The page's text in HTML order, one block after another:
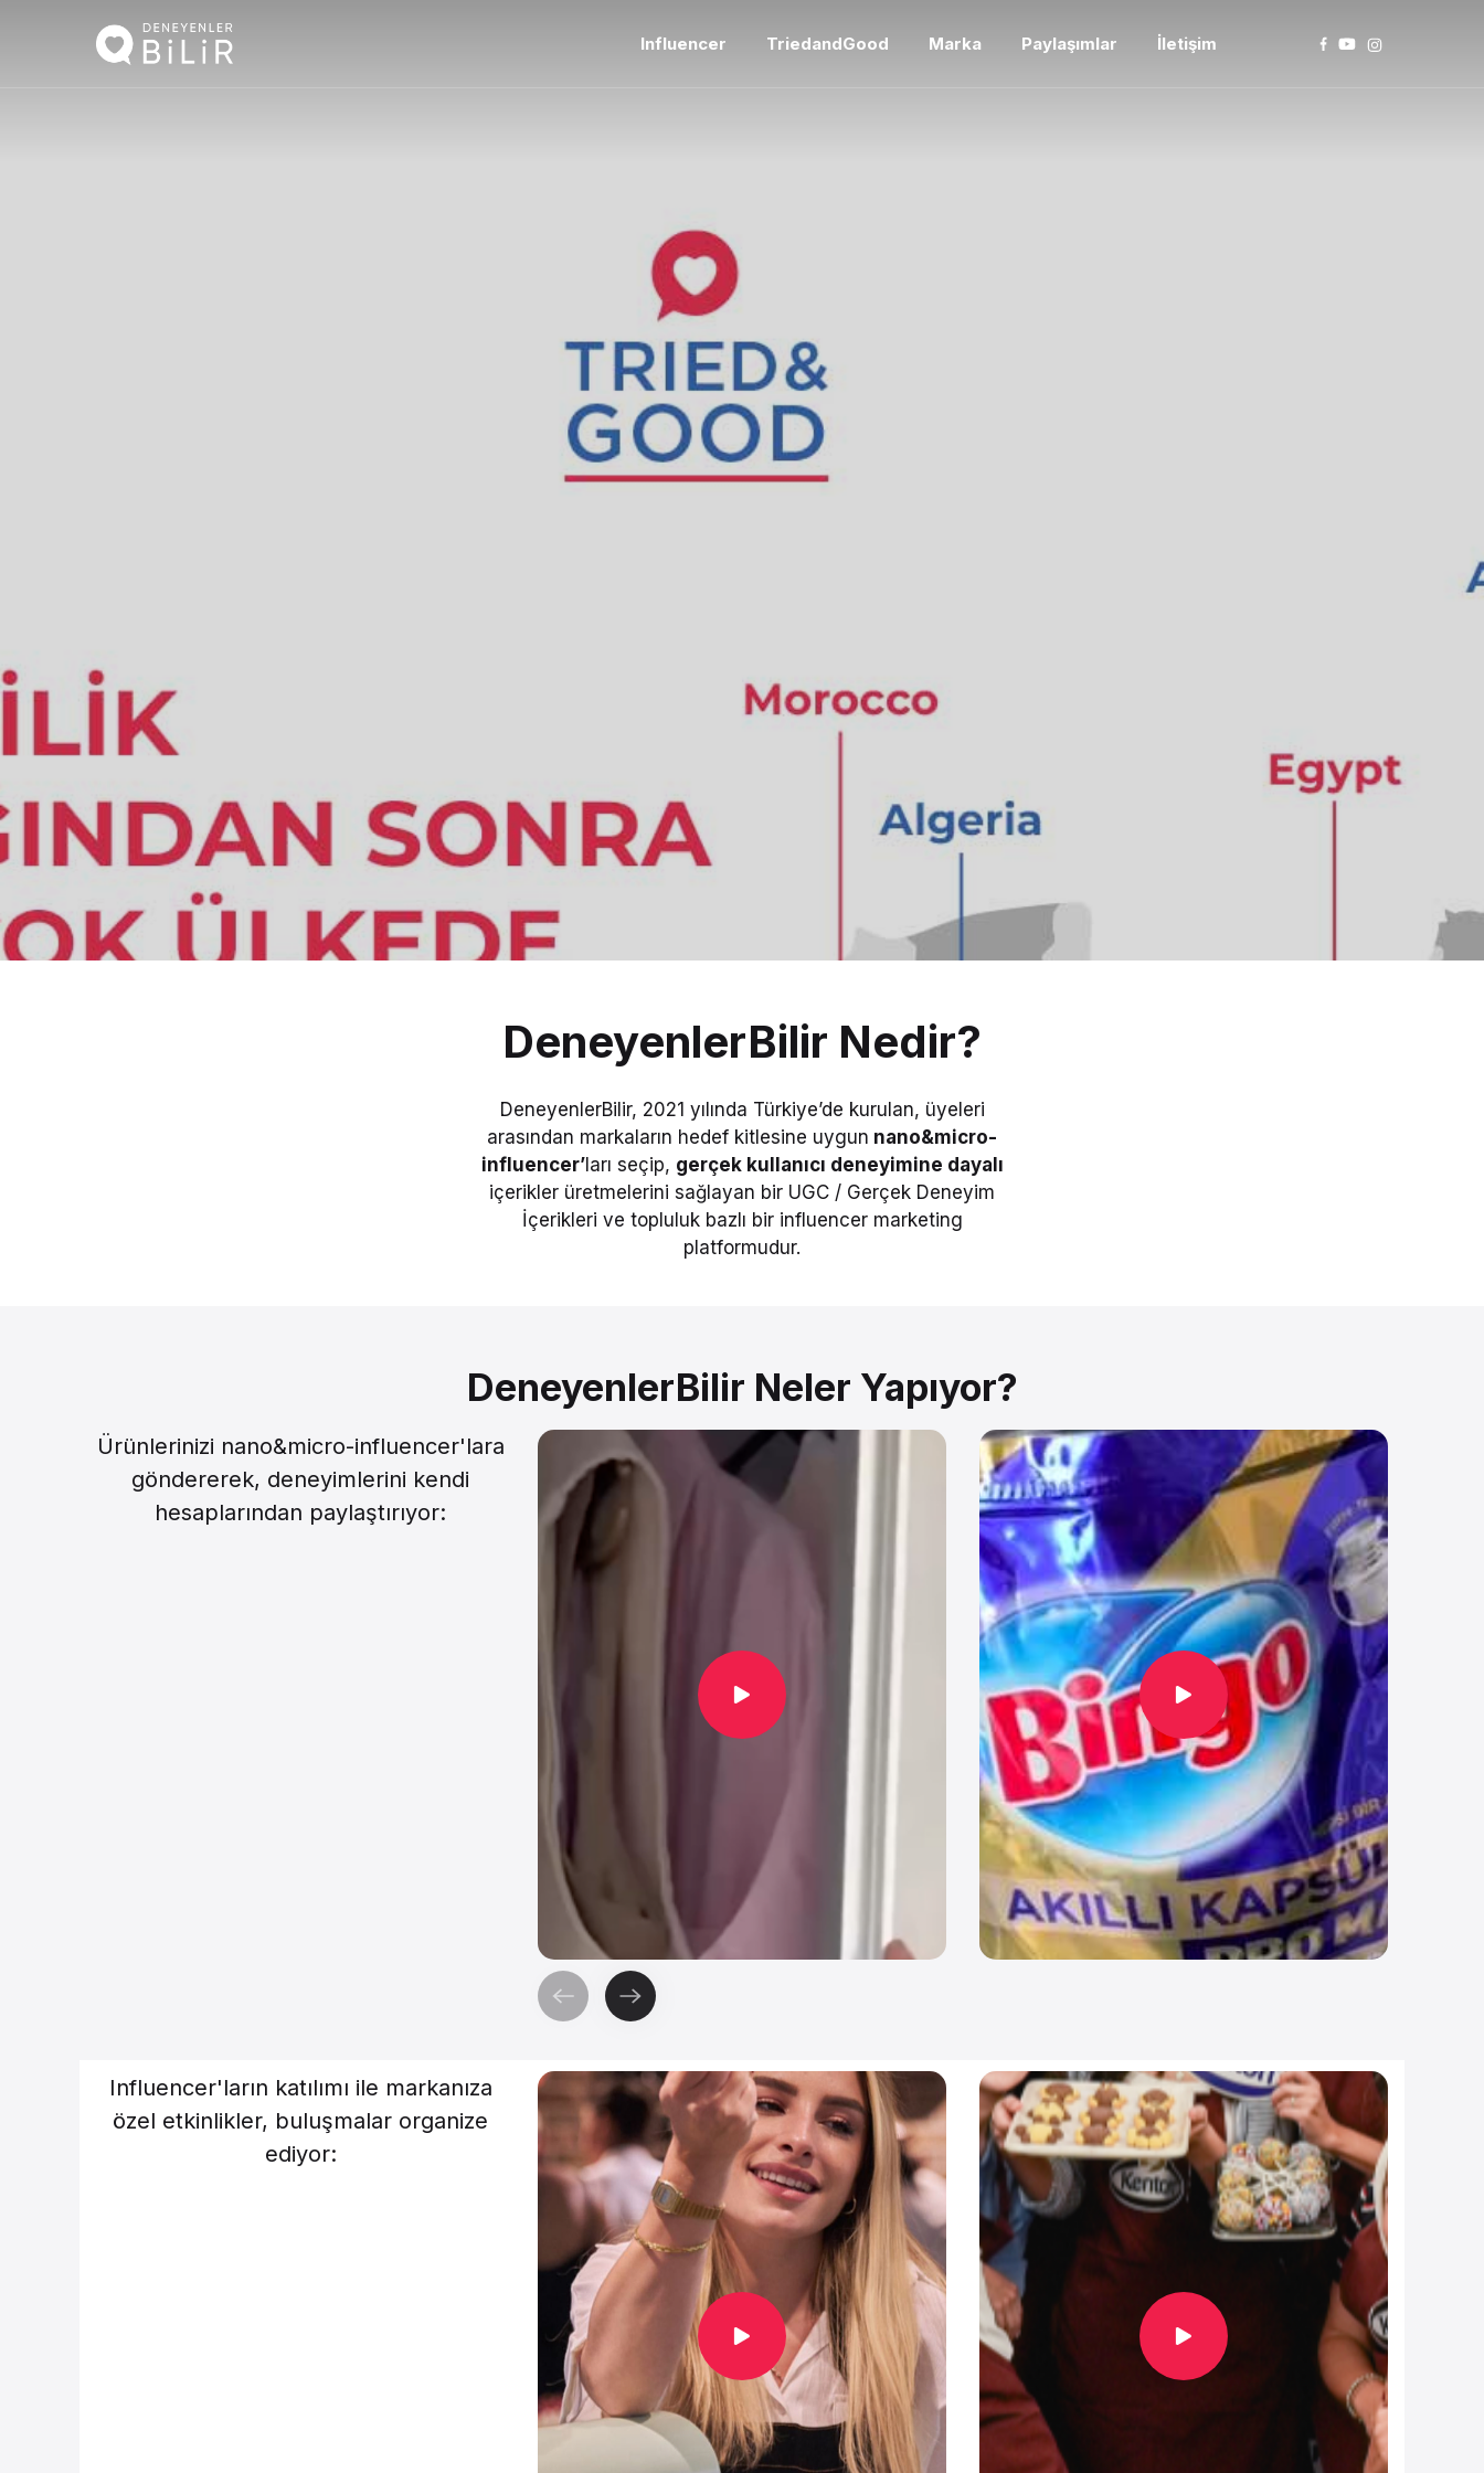
Influencer TriedandGood Marka Paylaşımlar İletişim
DeneyenlerBilir Nedir?
DeneyenlerBilir, 2021 yılında Türkiye’de kurulan, üyeleri
arasından markaların hedef kitlesine uygun nano&micro-
influencer’ları seçip, gerçek kullanıcı deneyimine dayalı
içerikler üretmelerini sağlayan bir UGC / Gerçek Deneyim
İçerikleri ve topluluk bazlı bir influencer marketing
platformudur.
DeneyenlerBilir Neler Yapıyor?
Ürünlerinizi nano&micro-influencer'lara
göndererek, deneyimlerini kendi
hesaplarından paylaştırıyor:
Influencer'ların katılımı ile markanıza
özel etkinlikler, buluşmalar organize
ediyor: